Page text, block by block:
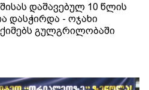
დაშავებულ 10 წლის
დასჭირდა - ოჯახი
გულგრილობაში